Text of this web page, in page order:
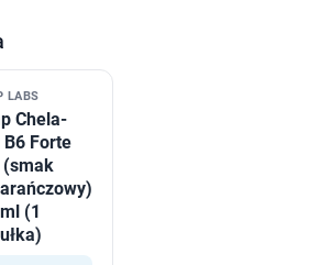
LABS
Chela-
B6 Forte
(smak
(1